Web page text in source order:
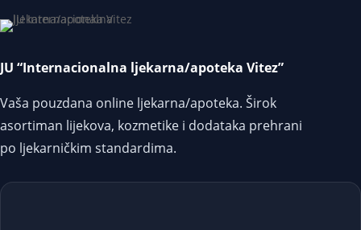
JU “Internacionalna ljekarna/apoteka Vitez”
Vaša pouzdana online ljekarna/apoteka. Širok
asortiman lijekova, kozmetike i dodataka prehrani
po ljekarničkim standardima.